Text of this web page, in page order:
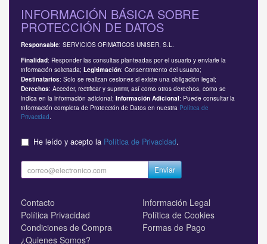
INFORMACIÓN BÁSICA SOBRE
PROTECCIÓN DE DATOS
Responsable: SERVICIOS OFIMATICOS UNISER, S.L.
Finalidad: Responder las consultas planteadas por el usuario y enviarle la
información solicitada; Legitimación: Consentimiento del usuario;
Destinatarios: Solo se realizan cesiones si existe una obligación legal;
Derechos: Acceder, rectificar y suprimir, así como otros derechos, como se
indica en la información adicional; Información Adicional: Puede consultar la
información completa de Protección de Datos en nuestra Política de
Privacidad.
He leído y acepto la Política de Privacidad.
Enviar
Contacto
Información Legal
Política Privacidad
Política de Cookies
Condiciones de Compra
Formas de Pago
¿Quienes Somos?